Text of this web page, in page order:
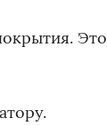
Это